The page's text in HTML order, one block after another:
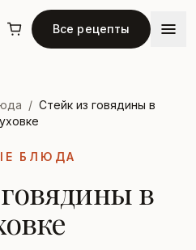
Все рецепты
/ Стейк из говядины в
БЛЮДА
в